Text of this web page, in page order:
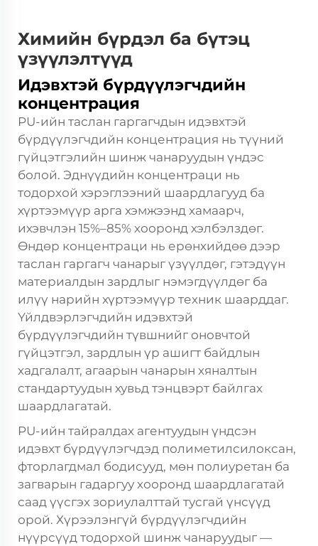
Химийн бүрдэл ба бүтэц
үзүүлэлтүүд
Идэвхтэй бүрдүүлэгчдийн
концентрация
PU-ийн таслан гаргагчдын идэвхтэй
бүрдүүлэгчдийн концентрация нь түүний
гүйцэтгэлийн шинж чанаруудын үндэс
болой. Эднүүдийн концентраци нь
тодорхой хэрэглээний шаардлагууд ба
хүртээмүүр арга хэмжээнд хамаарч,
ихэвчлэн 15%–85% хооронд хэлбэлздөг.
Өндөр концентраци нь ерөнхийдөө дээр
таслан гаргагч чанарыг үзүүлдөг, гэтэдүүн
материалдын зардлыг нэмэгдүүлдөг ба
илүү нарийн хүртээмүүр техник шаарддаг.
Үйлдвэрлэгчдийн идэвхтэй
бүрдүүлэгчдийн түвшнийг оновчтой
гүйцэтгэл, зардлын үр ашигт байдлын
хадгалалт, агаарын чанарын хяналтын
стандартуудын хувьд тэнцвэрт байлгах
шаардлагатай.
PU-ийн тайралдах агентуудын үндсэн
идэвхт бүрдүүлэгчдэд полиметилсилоксан,
фторлагдмал бодисууд, мөн полиуретан ба
загварын гадаргуу хооронд шаардлагатай
саад үүсгэх зориулалттай тусгай үнсүүд
орой. Хүрээлэнгүй бүрдүүлэгчдийн
нүүрсүүд тодорхой шинж чанаруудыг —